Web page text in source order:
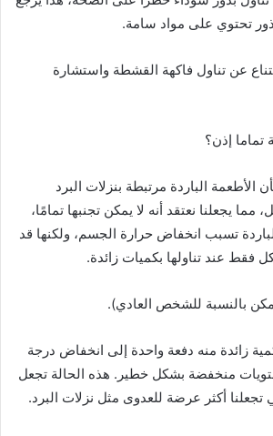
تحتوي على مواد سامة.
عن تناول فاكهة القشطة واستشارة
إذن؟
الأطعمة الباردة مرتبطة بنزلات البرد
يجعلنا نعتقد أنه لا يمكن تجنبها تمامًا،
تسبب انخفاض حرارة الجسم، ولكنها قد
فقط عند تناولها بكميات زائدة.
بالنسبة للشخص العادي).
زائدة منه دفعة واحدة إلى انخفاض درجة
منخفضة بشكل خطير. هذه الحالة تجعل
تجعلنا أكثر عرضة للعدوى مثل نزلات البرد.